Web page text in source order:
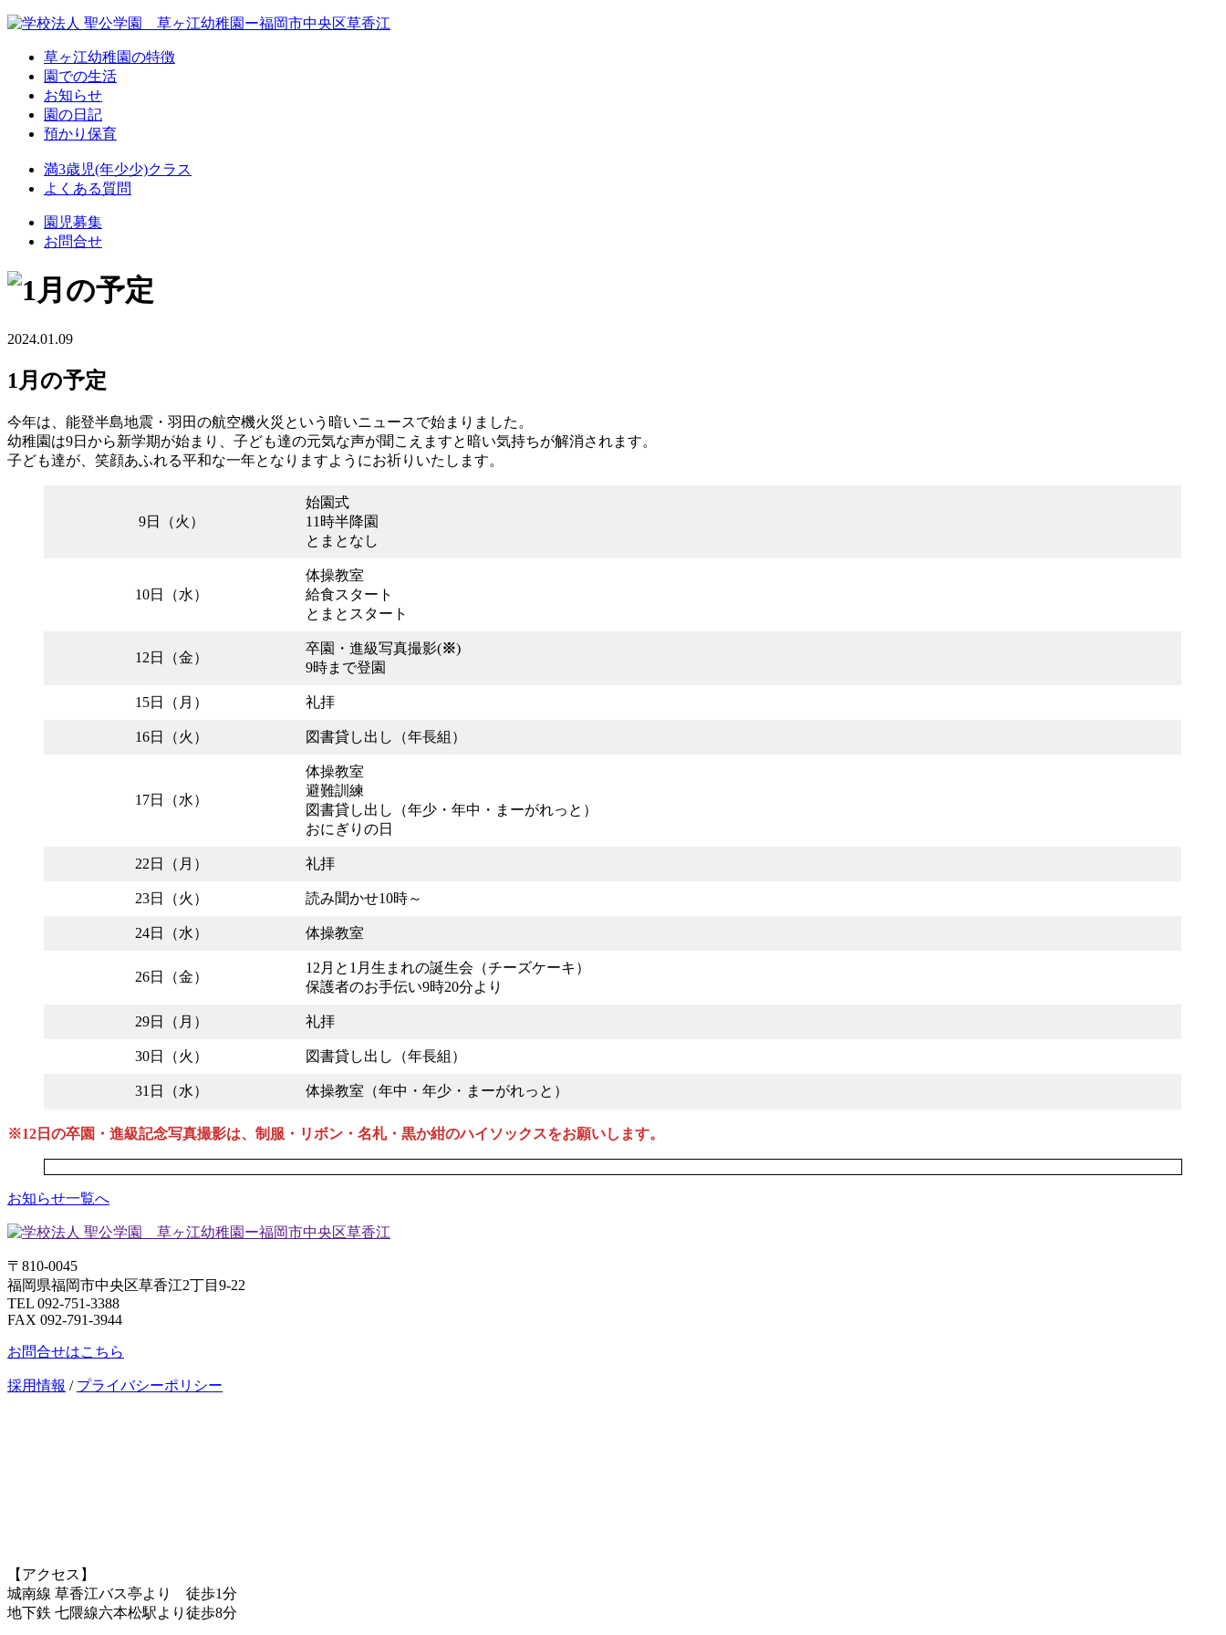
草ヶ江幼稚園の特徴
園での生活
お知らせ
園の日記
預かり保育
満3歳児(年少少)クラス
よくある質問
園児募集
お問合せ
2024.01.09
1月の予定
今年は、能登半島地震・羽田の航空機火災という暗いニュースで始まりました。
幼稚園は9日から新学期が始まり、子ども達の元気な声が聞こえますと暗い気持ちが解消されます。
子ども達が、笑顔あふれる平和な一年となりますようにお祈りいたします。
9日（火）
始園式
11時半降園
とまとなし
10日（水）
体操教室
給食スタート
とまとスタート
12日（金）
卒園・進級写真撮影(※)
9時まで登園
15日（月） 礼拝
16日（火） 図書貸し出し（年長組）
17日（水）
体操教室
避難訓練
図書貸し出し（年少・年中・まーがれっと）
おにぎりの日
22日（月） 礼拝
23日（火） 読み聞かせ10時～
24日（水） 体操教室
26日（金）
12月と1月生まれの誕生会（チーズケーキ）
保護者のお手伝い9時20分より
29日（月） 礼拝
30日（火） 図書貸し出し（年長組）
31日（水） 体操教室（年中・年少・まーがれっと）
※12日の卒園・進級記念写真撮影は、制服・リボン・名札・黒か紺のハイソックスをお願いします。
お知らせ一覧へ
〒810-0045
福岡県福岡市中央区草香江2丁目9-22
TEL 092-751-3388
FAX 092-791-3944
お問合せはこちら
採用情報 / プライバシーポリシー
【アクセス】
城南線 草香江バス亭より 徒歩1分
地下鉄 七隈線六本松駅より徒歩8分